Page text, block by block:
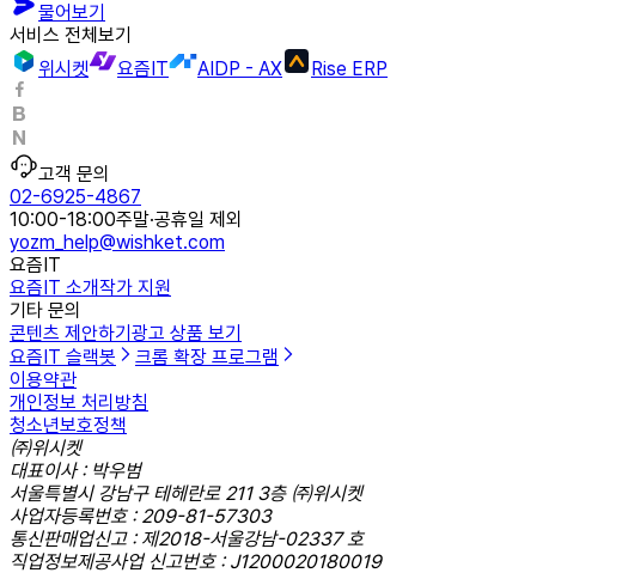
물어보기
서비스 전체보기
위시켓
요즘IT AIDP - AX Rise ERP
고객 문의
02-6925-4867
10:00-18:00주말·공휴일 제외
yozm_help@wishket.com
요즘IT
요즘IT 소개작가 지원
기타 문의
콘텐츠 제안하기 광고 상품 보기
요즘IT 슬랙봇
크롬 확장 프로그램
이용약관
개인정보 처리방침
청소년보호정책
㈜위시켓
대표이사 : 박우범
서울특별시 강남구 테헤란로 211 3층 ㈜위시켓
사업자등록번호 : 209-81-57303
통신판매업신고 : 제2018-서울강남-02337 호
직업정보제공사업 신고번호 : J1200020180019